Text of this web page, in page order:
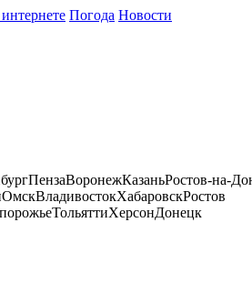
Погода Новости
ПензаВоронежКазаньРостов-на-
ОмскВладивостокХабаровскРостов
ТольяттиХерсонДонецк